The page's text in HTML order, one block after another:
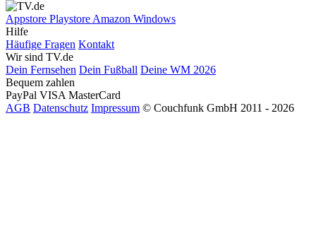
Appstore Playstore Amazon Windows
Hilfe
Häufige Fragen Kontakt
Wir sind TV.de
Dein Fernsehen Dein Fußball Deine WM 2026
Bequem zahlen
PayPal VISA MasterCard
AGB Datenschutz Impressum © Couchfunk GmbH 2011 - 2026